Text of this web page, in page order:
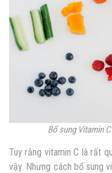
Bổ sung Vitamin
Tuy rằng vitamin C là rất
vậy. Nhưng cách bổ sung